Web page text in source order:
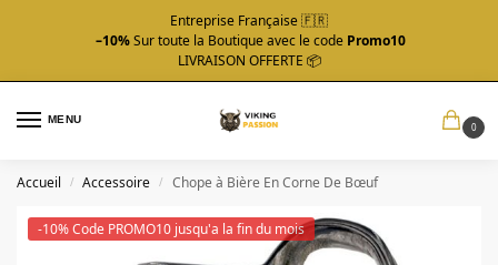
Entreprise Française 🇫🇷
–10%Sur toute la Boutique avec le code Promo10
LIVRAISON OFFERTE 📦
MENU
0
Accueil / Accessoire / Chope à Bière En Corne De Bœuf
-10% Code PROMO10 jusqu'a la fin du mois